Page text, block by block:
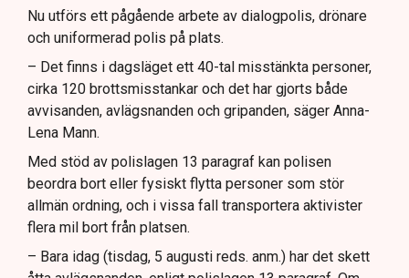
Nu utförs ett pågående arbete av dialogpolis, drönare
och uniformerad polis på plats.
– Det finns i dagsläget ett 40-tal misstänkta personer,
cirka 120 brottsmisstankar och det har gjorts både
avvisanden, avlägsnanden och gripanden, säger Anna-
Lena Mann.
Med stöd av polislagen 13 paragraf kan polisen
beordra bort eller fysiskt flytta personer som stör
allmän ordning, och i vissa fall transportera aktivister
flera mil bort från platsen.
– Bara idag (tisdag, 5 augusti reds. anm.) har det skett